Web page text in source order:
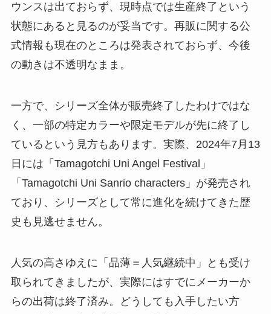
ウンスは出ておらず、現時点では生産終了という
状態にあると見るのが妥当です。再販に関する公
式情報も現在のところは発表されておらず、今後
の動きは不透明なまま。
一方で、シリーズ全体が販売終了したわけではな
く、一部の特定カラーや限定モデルが先に終了し
ているという見方もあります。実際、2024年7月13
日には「Tamagotchi Uni Angel Festival」
「Tamagotchi Uni Sanrio characters」が発売され
ており、シリーズとして常に進化を続けてきた歴
史も見逃せません。
人気の高さゆえに「品薄＝人気継続中」とも受け
取られてきましたが、実際にはすでにメーカーか
らの出荷は終了済み。どうしても入手したい方